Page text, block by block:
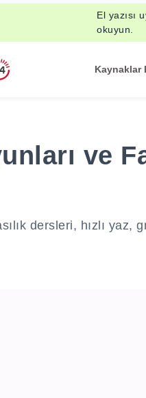
El yazısı
okuyun.
Kaynaklar
ve
dersleri, hızlı